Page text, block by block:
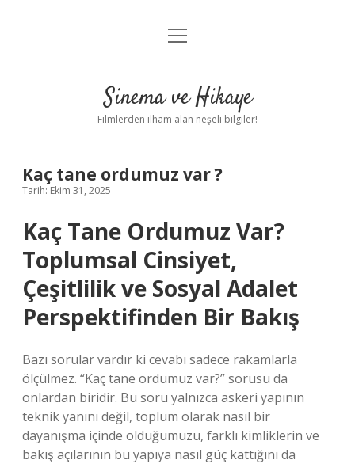
Gizlilik Politikası
Yasal Uyarı
menüyü
Sinema ve Hikaye
Filmlerden ilham alan neşeli bilgiler!
Kaç tane ordumuz var ?
Tarih: Ekim 31, 2025
Kaç Tane Ordumuz Var?
Toplumsal Cinsiyet,
Çeşitlilik ve Sosyal Adalet
Perspektifinden Bir Bakış
Bazı sorular vardır ki cevabı sadece rakamlarla
ölçülmez. “Kaç tane ordumuz var?” sorusu da
onlardan biridir. Bu soru yalnızca askeri yapının
teknik yanını değil, toplum olarak nasıl bir
dayanışma içinde olduğumuzu, farklı kimliklerin ve
bakış açılarının bu yapıya nasıl güç kattığını da